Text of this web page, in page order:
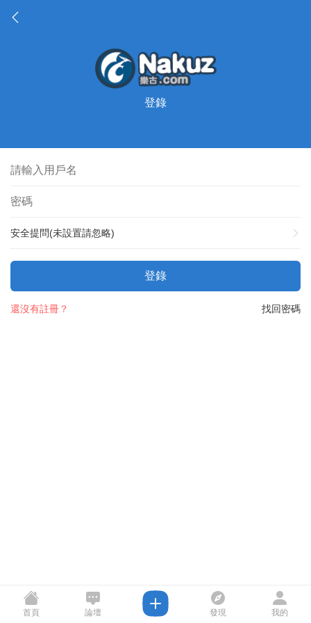
登錄
安全提問(未設置請忽略)
登錄
找回密碼
還沒有註冊？
首頁 論壇 發現 我的